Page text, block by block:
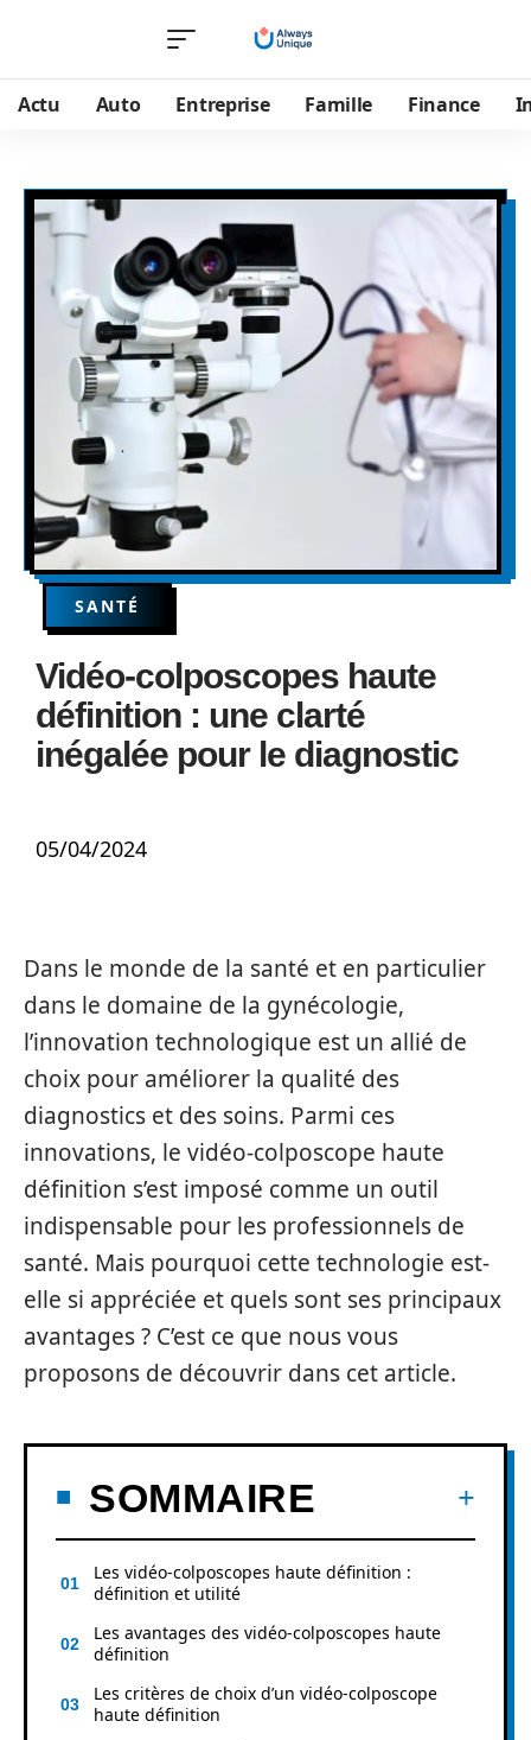
Actu Auto Entreprise Famille Finance
SANTÉ
Vidéo-colposcopes haute
définition : une clarté
inégalée pour le diagnostic
05/04/2024
Dans le monde de la santé et en particulier
dans le domaine de la gynécologie,
l’innovation technologique est un allié de
choix pour améliorer la qualité des
diagnostics et des soins. Parmi ces
innovations, le vidéo-colposcope haute
définition s’est imposé comme un outil
indispensable pour les professionnels de
santé. Mais pourquoi cette technologie est-
elle si appréciée et quels sont ses principaux
avantages ? C’est ce que nous vous
proposons de découvrir dans cet article.
SOMMAIRE
Les vidéo-colposcopes haute définition :
définition et utilité
Les avantages des vidéo-colposcopes haute
définition
Les critères de choix d’un vidéo-colposcope
haute définition